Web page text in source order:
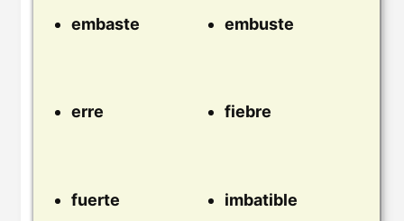
embaste embuste
erre fiebre
fuerte imbatible